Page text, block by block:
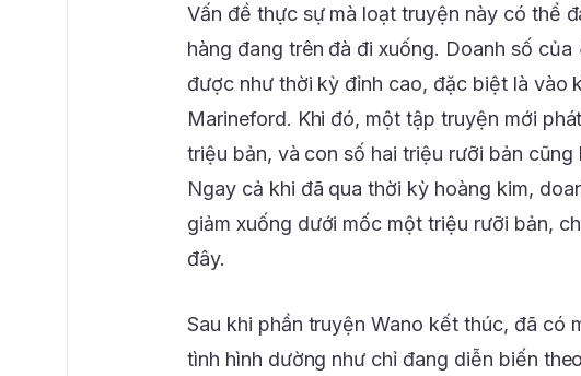
Vấn đề thực sự mà loạt truyện này có thể
hàng đang trên đà đi xuống. Doanh số của
được như thời kỳ đỉnh cao, đặc biệt là vào
Marineford. Khi đó, một tập truyện mới
triệu bản, và con số hai triệu rưỡi bản
Ngay cả khi đã qua thời kỳ hoàng kim,
giảm xuống dưới mốc một triệu rưỡi bản,
đây.
Sau khi phần truyện Wano kết thúc, đã có
tình hình dường như chỉ đang diễn biến theo